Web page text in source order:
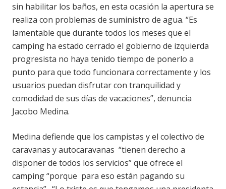
sin habilitar los baños, en esta ocasión la apertura se
realiza con problemas de suministro de agua. “Es
lamentable que durante todos los meses que el
camping ha estado cerrado el gobierno de izquierda
progresista no haya tenido tiempo de ponerlo a
punto para que todo funcionara correctamente y los
usuarios puedan disfrutar con tranquilidad y
comodidad de sus días de vacaciones”, denuncia
Jacobo Medina.
Medina defiende que los campistas y el colectivo de
caravanas y autocaravanas “tienen derecho a
disponer de todos los servicios” que ofrece el
camping “porque para eso están pagando su